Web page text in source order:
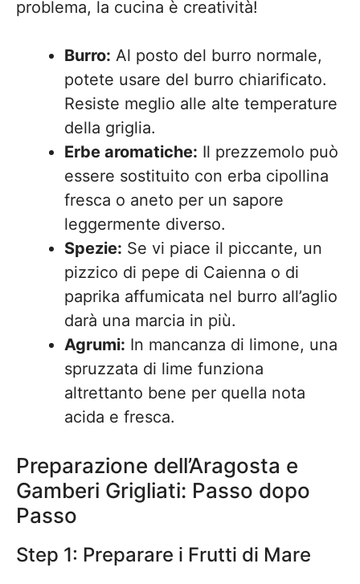
problema, la cucina è creatività!
Burro: Al posto del burro normale,
potete usare del burro chiarificato.
Resiste meglio alle alte temperature
della griglia.
Erbe aromatiche: Il prezzemolo può
essere sostituito con erba cipollina
fresca o aneto per un sapore
leggermente diverso.
Spezie: Se vi piace il piccante, un
pizzico di pepe di Caienna o di
paprika affumicata nel burro all’aglio
darà una marcia in più.
Agrumi: In mancanza di limone, una
spruzzata di lime funziona
altrettanto bene per quella nota
acida e fresca.
Preparazione dell’Aragosta e
Gamberi Grigliati: Passo dopo
Passo
Step 1: Preparare i Frutti di Mare